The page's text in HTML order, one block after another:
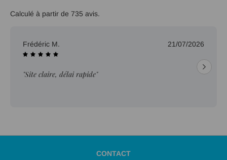
Calculé à partir de 735 avis.
Frédéric M. 21/07/2026
"Site claire, délai rapide"
CONTACT